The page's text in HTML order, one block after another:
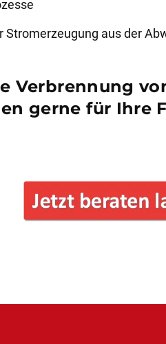
Stromerzeugung aus der
Verbrennung
gerne für Ihre